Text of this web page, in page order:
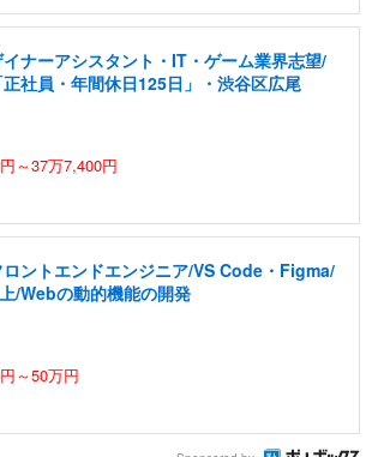
ナーアシスタント・IT・ゲーム業界志望/
社員・年間休日125日」・渋谷区広尾
～37万7,400円
ロントエンドエンジニア/VS Code・Figma/
/Webの動的機能の開発
～50万円